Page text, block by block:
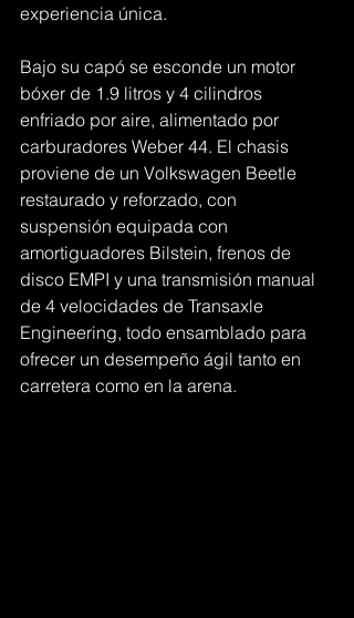
experiencia única.
Bajo su capó se esconde un motor
bóxer de 1.9 litros y 4 cilindros
enfriado por aire, alimentado por
carburadores Weber 44. El chasis
proviene de un Volkswagen Beetle
restaurado y reforzado, con
suspensión equipada con
amortiguadores Bilstein, frenos de
disco EMPI y una transmisión manual
de 4 velocidades de Transaxle
Engineering, todo ensamblado para
ofrecer un desempeño ágil tanto en
carretera como en la arena.